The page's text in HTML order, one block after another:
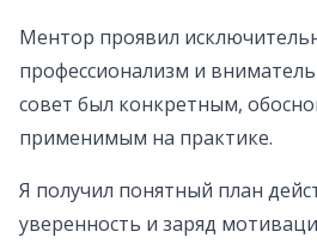
Ментор проявил
профессионализм и
совет был конкретным,
применимым на практике.
Я получил понятный план
уверенность и заряд